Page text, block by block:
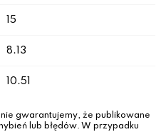
15
8.13
10.51
gwarantujemy, że publikowane
lub błędów. W przypadku